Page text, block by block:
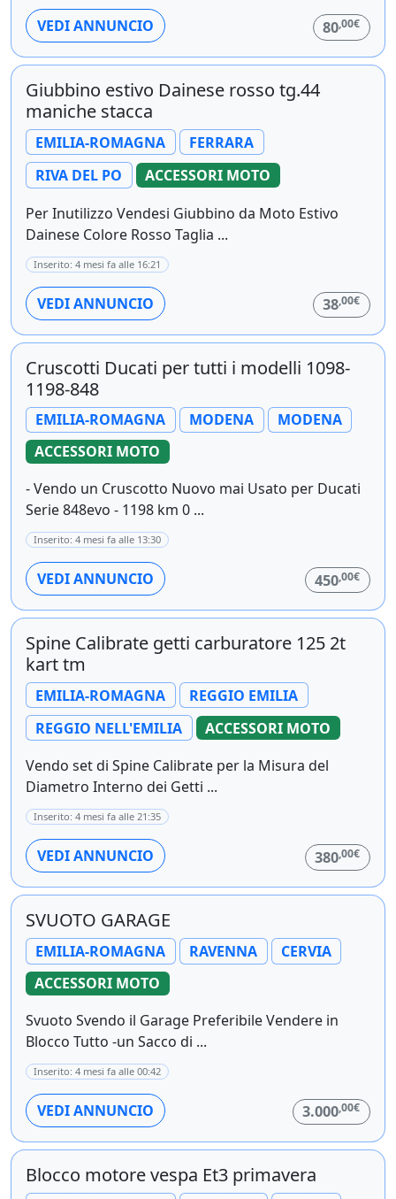
VEDI ANNUNCIO 80,00€
Giubbino estivo Dainese rosso tg.44
maniche stacca
EMILIA-ROMAGNA
FERRARA
RIVA DEL PO
ACCESSORI MOTO
Per Inutilizzo Vendesi Giubbino da Moto Estivo
Dainese Colore Rosso Taglia ...
Inserito: 4 mesi fa alle 16:21
VEDI ANNUNCIO 38,00€
Cruscotti Ducati per tutti i modelli 1098-
1198-848
EMILIA-ROMAGNA MODENA
MODENA
ACCESSORI MOTO
- Vendo un Cruscotto Nuovo mai Usato per Ducati
Serie 848evo - 1198 km 0 ...
Inserito: 4 mesi fa alle 13:30
VEDI ANNUNCIO 450,00€
Spine Calibrate getti carburatore 125 2t
kart tm
EMILIA-ROMAGNA
REGGIO EMILIA
REGGIO NELL'EMILIA
ACCESSORI MOTO
Vendo set di Spine Calibrate per la Misura del
Diametro Interno dei Getti ...
Inserito: 4 mesi fa alle 21:35
VEDI ANNUNCIO 380,00€
SVUOTO GARAGE
EMILIA-ROMAGNA RAVENNA
CERVIA
ACCESSORI MOTO
Svuoto Svendo il Garage Preferibile Vendere in
Blocco Tutto -un Sacco di ...
Inserito: 4 mesi fa alle 00:42
VEDI ANNUNCIO 3.000,00€
Blocco motore vespa Et3 primavera